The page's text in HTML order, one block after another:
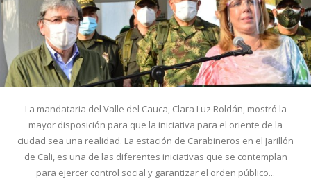
La mandataria del Valle del Cauca, Clara Luz Roldán, mostró la
mayor disposición para que la iniciativa para el oriente de la
ciudad sea una realidad. La estación de Carabineros en el Jarillón
de Cali, es una de las diferentes iniciativas que se contemplan
para ejercer control social y garantizar el orden público...